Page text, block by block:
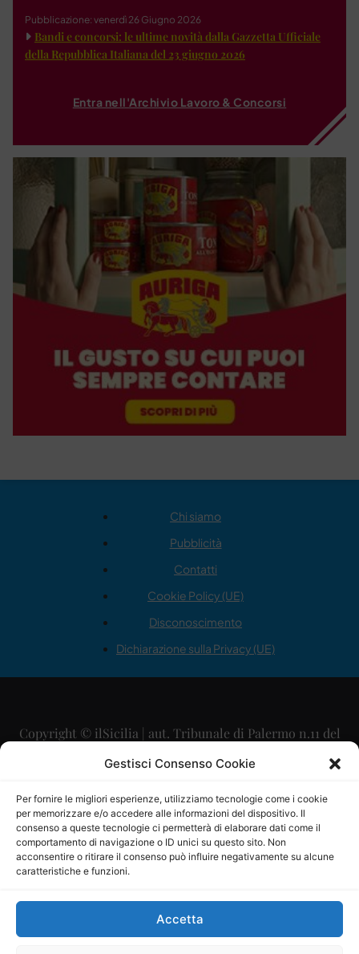
Gestisci Consenso Cookie
Per fornire le migliori esperienze, utilizziamo tecnologie come i cookie
per memorizzare e/o accedere alle informazioni del dispositivo. Il
consenso a queste tecnologie ci permetterà di elaborare dati come il
comportamento di navigazione o ID unici su questo sito. Non
acconsentire o ritirare il consenso può influire negativamente su alcune
caratteristiche e funzioni.
Accetta
Pubblicazione: venerdì 26 Giugno 2026
Bandi e concorsi: le ultime novità dalla Gazzetta Ufficiale
della Repubblica Italiana del 23 giugno 2026
Entra nell'Archivio Lavoro & Concorsi
Chi siamo
Pubblicità
Contatti
Cookie Policy (UE)
Disconoscimento
Dichiarazione sulla Privacy (UE)
Copyright © ilSicilia | aut. Tribunale di Palermo n.11 del
29/09/2015
Direttore Editoriale: Maurizio Scaglione
Direttore Responsabile: Maria Calabrese
P.IVA: 06334930820
Mercurio Comunicazione Società Cooperativa a r.l. è